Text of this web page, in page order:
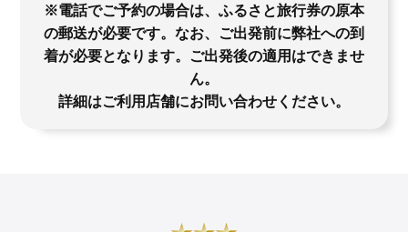
※電話でご予約の場合は、ふるさと旅行券の原本
の郵送が必要です。なお、ご出発前に弊社への到
着が必要となります。ご出発後の適用はできませ
ん。
詳細はご利用店舗にお問い合わせください。